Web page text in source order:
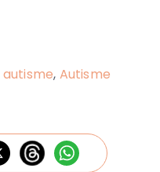
autisme, Autisme